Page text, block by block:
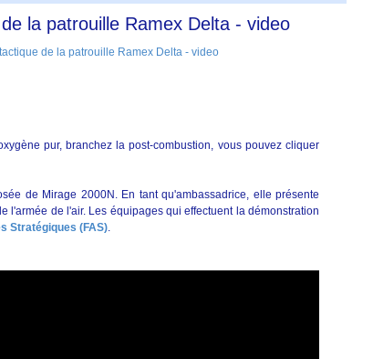
la patrouille Ramex Delta - video
pur, branchez la post-combustion, vous pouvez cliquer
de Mirage 2000N. En tant qu'ambassadrice, elle présente
l'armée de l'air. Les équipages qui effectuent la démonstration
Stratégiques (FAS).